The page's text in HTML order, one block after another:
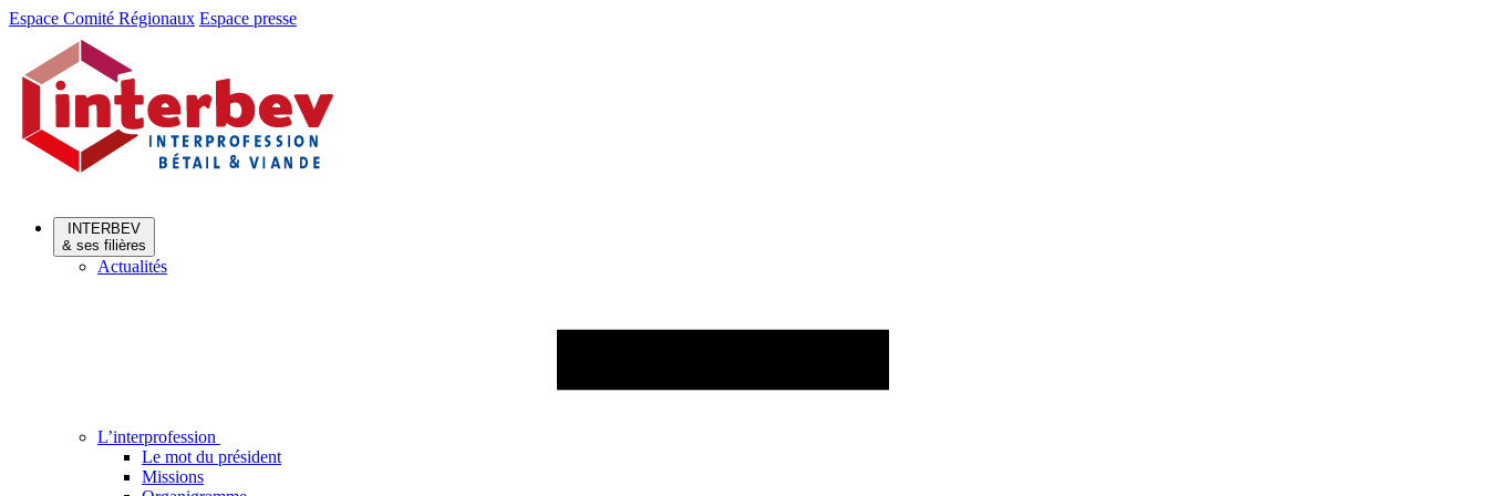
Aller
Aller
contenu
Espace Comité Régionaux Espace presse
INTERBEV
& ses filières
Actualités
L’interprofession
Le mot du président
Missions